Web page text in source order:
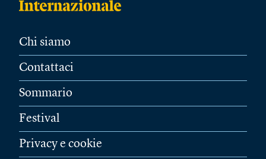
Chi siamo
Contattaci
Sommario
Festival
Privacy e cookie